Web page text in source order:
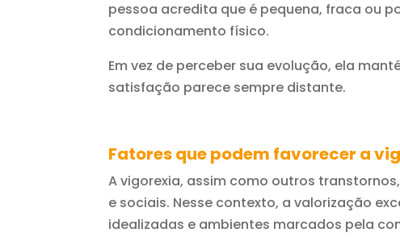
pessoa acredita que é pequena, fraca ou
condicionamento físico.
Em vez de perceber sua evolução, ela
satisfação parece sempre distante.
Fatores que podem favorecer a
A vigorexia, assim como outros
e sociais. Nesse contexto, a valorização
idealizadas e ambientes marcados pela